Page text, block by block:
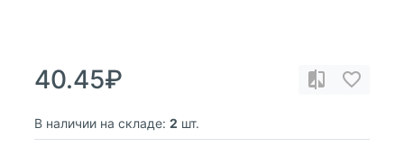
40.45₽
В наличии на складе: 2 шт.